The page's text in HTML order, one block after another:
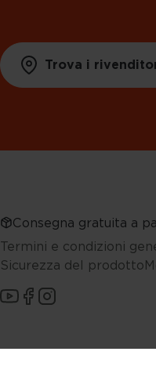
Trova i
Consegna gratuita a
Termini e condizioni
Sicurezza del prodotto